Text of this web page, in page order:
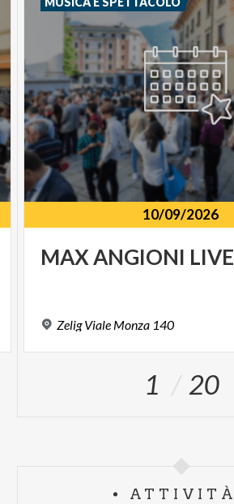
10/09/2026
MAXANGIONI LIVE
Zelig Viale Monza 140
1 20
ATTIVITÀ